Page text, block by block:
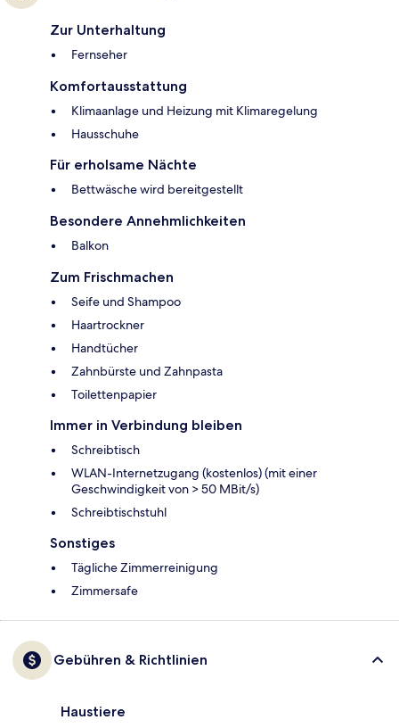
Zur Unterhaltung
Fernseher
Komfortausstattung
Klimaanlage und Heizung mit Klimaregelung
Hausschuhe
Für erholsame Nächte
Bettwäsche wird bereitgestellt
Besondere Annehmlichkeiten
Balkon
Zum Frischmachen
Seife und Shampoo
Haartrockner
Handtücher
Zahnbürste und Zahnpasta
Toilettenpapier
Immer in Verbindung bleiben
Schreibtisch
WLAN-Internetzugang (kostenlos) (mit einer
Geschwindigkeit von > 50 MBit/s)
Schreibtischstuhl
Sonstiges
Tägliche Zimmerreinigung
Zimmersafe
Gebühren & Richtlinien
Haustiere